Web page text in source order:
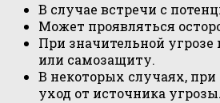
В случае встречи с
Может проявляться
При значительной
или самозащиту.
В некоторых случаях,
уход от источника угрозы.